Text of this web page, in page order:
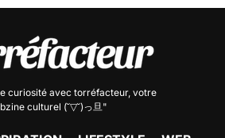
curiosité avec torréfacteur, votre
culturel (˘▽˘)っ旦"